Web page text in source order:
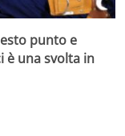
punto e
è una svolta in